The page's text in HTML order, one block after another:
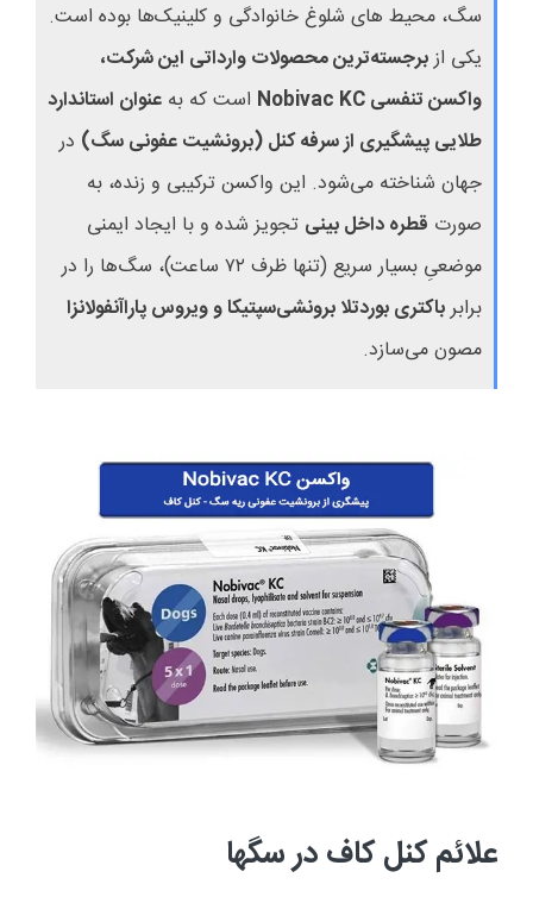
سگ، محیط های شلوغ خانوادگی و کلینیک‌ها بوده است.
یکی ازبرجسته‌ترین محصولات وارداتی این شرکت،
واکسن تنفسیNobivac KC است که به عنوان استاندارد
طلایی پیشگیری از سرفه کنل (برونشیت عفونی سگ) در
جهان شناخته می‌شود. این واکسن ترکیبی و زنده، به
صورت قطره داخل بینی تجویز شده و با ایجاد ایمنی
موضعیِ بسیار سریع (تنها ظرف ۷۲ ساعت)، سگ‌ها را در
برابرباکتری بوردتلا برونشی‌سپتیکا و ویروس پاراآنفولانزا
مصون می‌سازد.
علائم کنل کاف در سگها